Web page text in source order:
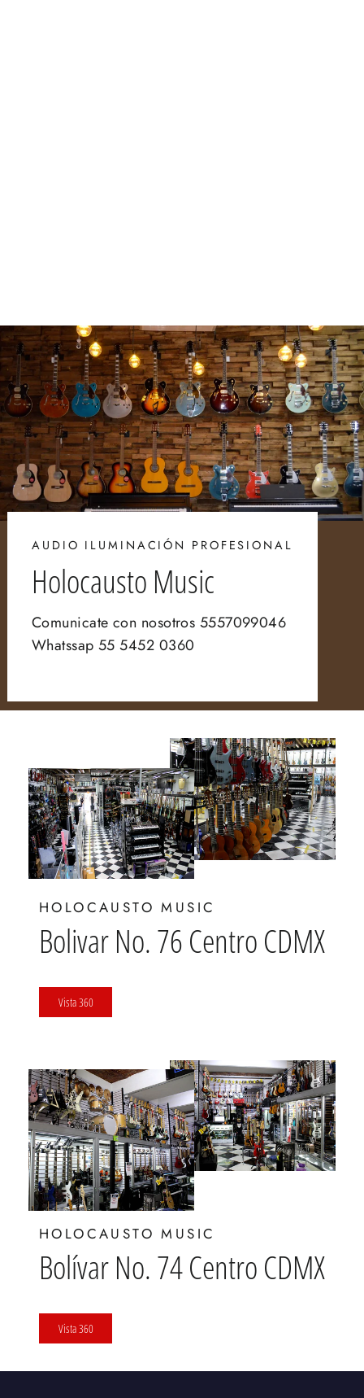
AUDIO ILUMINACIÓN PROFESIONAL
Holocausto Music
Comunicate con nosotros 5557099046
Whatssap 55 5452 0360
HOLOCAUSTO MUSIC
Bolivar No. 76 Centro CDMX
Vista 360
HOLOCAUSTO MUSIC
Bolívar No. 74 Centro CDMX
Vista 360